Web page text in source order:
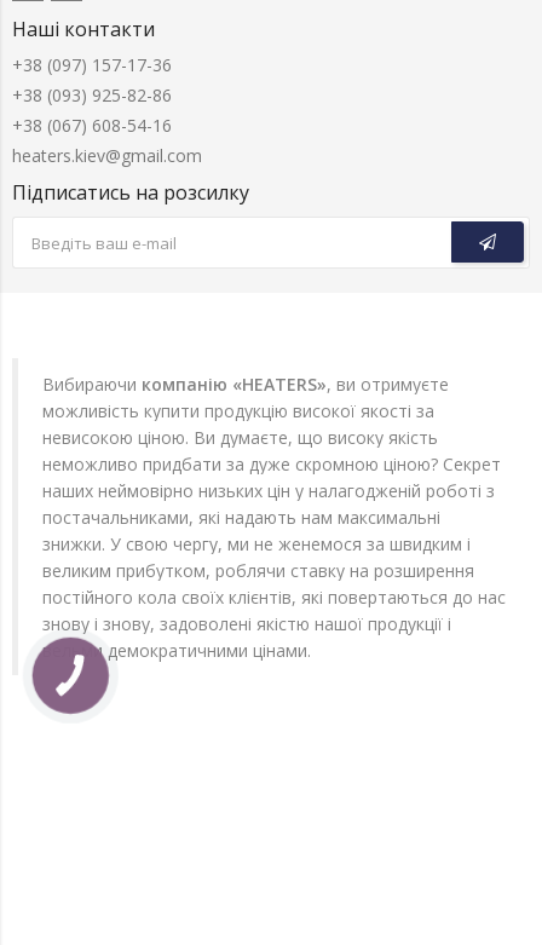
Наші контакти
+38 (097) 157-17-36
+38 (093) 925-82-86
+38 (067) 608-54-16
heaters.kiev@gmail.com
Підписатись на розсилку
Вибираючи компанію «HEATERS», ви отримуєте
можливість купити продукцію високої якості за
невисокою ціною. Ви думаєте, що високу якість
неможливо придбати за дуже скромною ціною? Секрет
наших неймовірно низьких цін у налагодженій роботі з
постачальниками, які надають нам максимальні
знижки. У свою чергу, ми не женемося за швидким і
великим прибутком, роблячи ставку на розширення
постійного кола своїх клієнтів, які повертаються до нас
знову і знову, задоволені якістю нашої продукції і
вельми демократичними цінами.